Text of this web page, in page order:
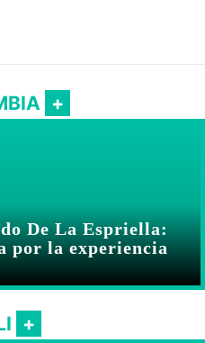
De La Espriella:
por la experiencia